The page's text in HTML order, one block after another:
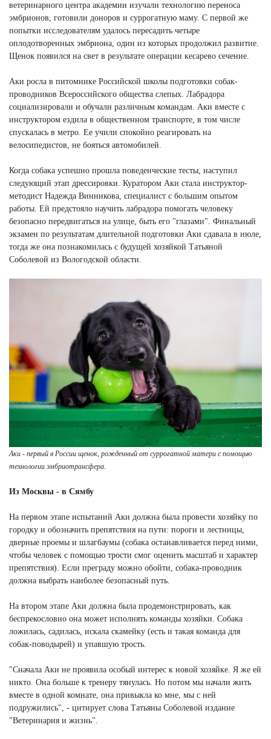
ветеринарного центра академии изучали технологию переноса
эмбрионов, готовили доноров и суррогатную маму. С первой же
попытки исследователям удалось пересадить четыре
оплодотворенных эмбриона, один из которых продолжил развитие.
Щенок появился на свет в результате операции кесарево сечение.
Аки росла в питомнике Российской школы подготовки собак-
проводников Всероссийского общества слепых. Лабрадора
социализировали и обучали различным командам. Аки вместе с
инструктором ездила в общественном транспорте, в том числе
спускалась в метро. Ее учили спокойно реагировать на
велосипедистов, не бояться автомобилей.
Когда собака успешно прошла поведенческие тесты, наступил
следующий этап дрессировки. Куратором Аки стала инструктор-
методист Надежда Винникова, специалист с большим опытом
работы. Ей предстояло научить лабрадора помогать человеку
безопасно передвигаться на улице, быть его "глазами". Финальный
экзамен по результатам длительной подготовки Аки сдавала в июле,
тогда же она познакомилась с будущей хозяйкой Татьяной
Соболевой из Вологодской области.
Аки - первый в России щенок, рожденный от суррогатной матери с помощью
технологии эмбриотрансфера.
Из Москвы - в Сямбу
На первом этапе испытаний Аки должна была провести хозяйку по
городку и обозначить препятствия на пути: пороги и лестницы,
дверные проемы и шлагбаумы (собака останавливается перед ними,
чтобы человек с помощью трости смог оценить масштаб и характер
препятствия). Если преграду можно обойти, собака-проводник
должна выбрать наиболее безопасный путь.
На втором этапе Аки должна была продемонстрировать, как
беспрекословно она может исполнять команды хозяйки. Собака
ложилась, садилась, искала скамейку (есть и такая команда для
собак-поводырей) и упавшую трость.
"Сначала Аки не проявила особый интерес к новой хозяйке. Я же ей
никто. Она больше к тренеру тянулась. Но потом мы начали жить
вместе в одной комнате, она привыкла ко мне, мы с ней
подружились", - цитирует слова Татьяны Соболевой издание
"Ветеринария и жизнь".